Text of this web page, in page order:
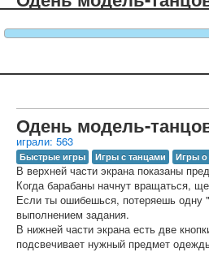
Одень модель-
играли: 563
Быстрые игры Игры с танцами Игры
В верхней части экрана показаны
Когда барабаны начнут вращаться,
Если ты ошибешься, потеряешь одну
выполнением задания.
В нижней части экрана есть две
подсвечивает нужный предмет